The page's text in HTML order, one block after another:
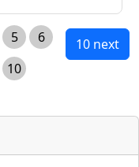
5
6
10
10 next